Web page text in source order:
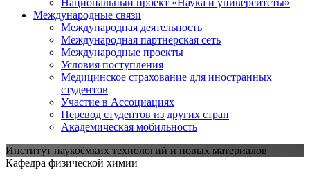
Международные связи
Международная деятельность
Международная партнерская сеть
Международные проекты
Условия поступления
Медицинское страхование для иностранных
студентов
Участие в Ассоциациях
Перевод студентов из других стран
Академическая мобильность
Институт наукоёмких технологий и новых материалов
Кафедра физической химии